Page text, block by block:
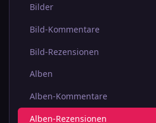
Bilder
Bild-Kommentare
Bild-Rezensionen
Alben
Alben-Kommentare
Alben-Rezensionen